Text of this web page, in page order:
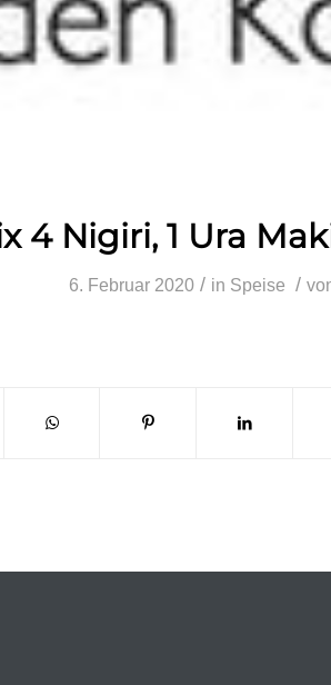
4 Nigiri, 1 Ura
6. Februar 2020 / in Speise /